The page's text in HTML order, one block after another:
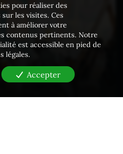
pour réaliser des
les visites. Ces
à améliorer votre
contenus pertinents. Notre
est accessible en pied de
légales.
Accepter